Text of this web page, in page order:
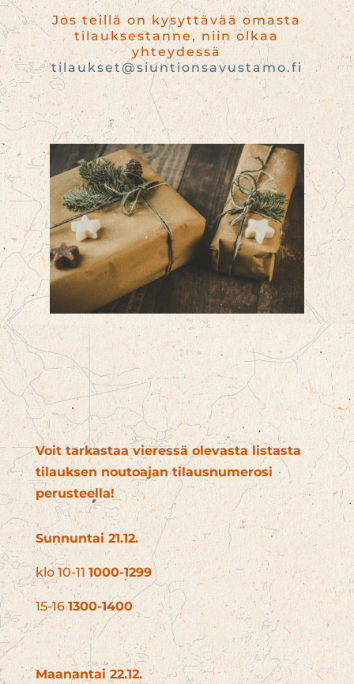
Jos teillä on kysyttävää omasta
tilauksestanne, niin olkaa
yhteydessä
tilaukset@siuntionsavustamo.fi
Voit tarkastaa vieressä olevasta listasta
tilauksen noutoajan tilausnumerosi
perusteella!
Sunnuntai 21.12.
klo 10-11 1000-1299
15-161300-1400
Maanantai 22.12.